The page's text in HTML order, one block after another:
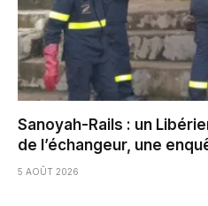
Sanoyah-Rails : un
de l’échangeur, une
5 AOÛT 2026